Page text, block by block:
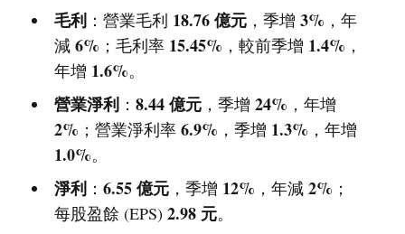
毛利：營業毛利 18.76 億元，季增 3% ，年
減 6% ；毛利率 15.45% ，較前季增 1.4% ，
年增 1.6%。
營業淨利： 8.44 億元，季增 24% ，年增
2% ；營業淨利率 6.9% ，季增 1.3% ，年增
1.0%。
淨利： 6.55 億元，季增 12% ，年減 2% ；
每股盈餘 (EPS) 2.98 元。